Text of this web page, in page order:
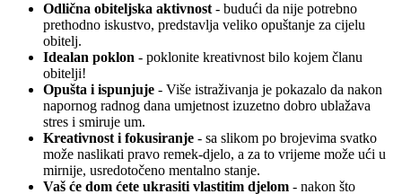
Odlična obiteljska aktivnost- budući da nije potrebno
prethodno iskustvo, predstavlja veliko opuštanje za cijelu
obitelj.
Idealan poklon - poklonite kreativnost bilo kojem članu
obitelji!
Opušta i ispunjuje - Više istraživanja je pokazalo da nakon
napornog radnog dana umjetnost izuzetno dobro ublažava
stres i smiruje um.
Kreativnost i fokusiranje - sa slikom po brojevima svatko
može naslikati pravo remek-djelo, a za to vrijeme može ući u
mirnije, usredotočeno mentalno stanje.
Vaš će dom ćete ukrasiti vlastitim djelom - nakon što